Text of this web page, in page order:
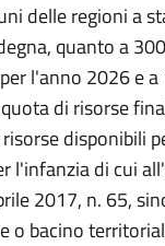
delle regioni a
quanto a
l'anno 2026 e
di risorse
disponibili
l'infanzia di cui
2017, n. 65,
o bacino